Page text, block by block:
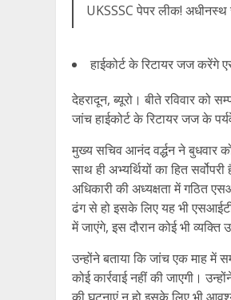
UKSSSC पेपर लीक! अधीनस्थ
हाईकोर्ट के रिटायर जज करेंगे
देहरादून, ब्यूरो। बीते रविवार को
जांच हाईकोर्ट के रिटायर जज के
मुख्य सचिव आनंद वर्द्धन ने बुधवार
साथ ही अभ्यर्थियों का हित
अधिकारी की अध्यक्षता में गठित
ढंग से हो इसके लिए यह भी एसआईटी
में जाएंगे, इस दौरान कोई भी
उन्होंने बताया कि जांच एक माह
कोई कार्रवाई नहीं की जाएगी।